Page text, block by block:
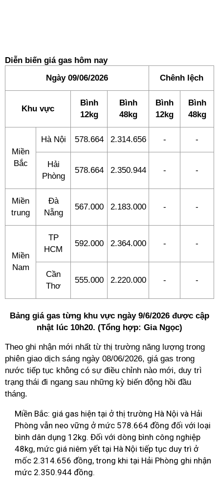
Diễn biến giá gas hôm nay
Ngày 09/06/2026
Chênh lệch
Khu vực
Bình
12kg
Bình
48kg
Bình
12kg
Bình
48kg
Miền
Bắc
Hà Nội 578.664 2.314.656 - -
Hải
Phòng
578.664 2.350.944 - -
Miền
trung
Đà
Nẵng
567.000 2.183.000 - -
Miền
Nam
TP
HCM
592.000 2.364.000 - -
Cần
Thơ
555.000 2.220.000 - -
Bảng giá gas từng khu vực ngày 9/6/2026 được cập
nhật lúc 10h20. (Tổng hợp: Gia Ngọc)
Theo ghi nhận mới nhất từ thị trường năng lượng trong
phiên giao dịch sáng ngày 08/06/2026, giá gas trong
nước tiếp tục không có sự điều chỉnh nào mới, duy trì
trạng thái đi ngang sau những kỳ biến động hồi đầu
tháng.
Miền Bắc: giá gas hiện tại ở thị trường Hà Nội và Hải
Phòng vẫn neo vững ở mức 578.664 đồng đối với loại
bình dân dụng 12kg. Đối với dòng bình công nghiệp
48kg, mức giá niêm yết tại Hà Nội tiếp tục duy trì ở
mốc 2.314.656 đồng, trong khi tại Hải Phòng ghi nhận
mức 2.350.944 đồng.